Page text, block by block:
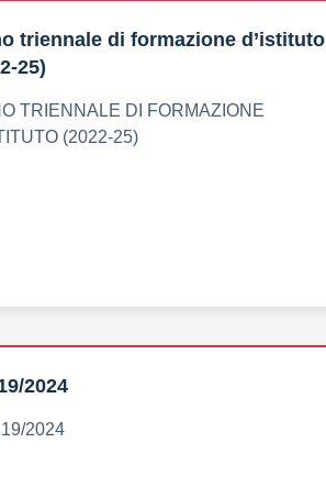
triennale di formazione d’istituto
25)
TRIENNALE DI FORMAZIONE
(2022-25)
2024
2024